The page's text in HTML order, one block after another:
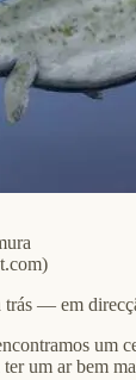
— em
um
um ar bem